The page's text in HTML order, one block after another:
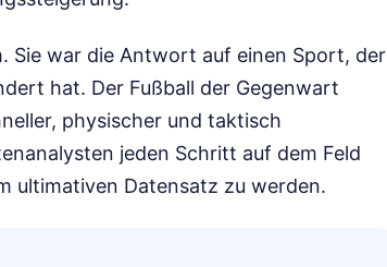
Sie war die Antwort auf einen Sport, der
hat. Der Fußball der Gegenwart
physischer und taktisch
jeden Schritt auf dem Feld
ultimativen Datensatz zu werden.